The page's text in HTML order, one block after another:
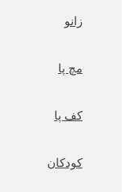
زانو
مچ پا
کف پا
کودکان